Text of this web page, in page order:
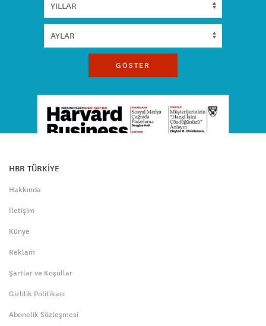
GÖSTER
HBR TÜRKİYE
Hakkında
İletişim
Künye
Reklam
Şartlar ve Koşullar
Gizlilik Politikası
Abonelik Sözleşmesi